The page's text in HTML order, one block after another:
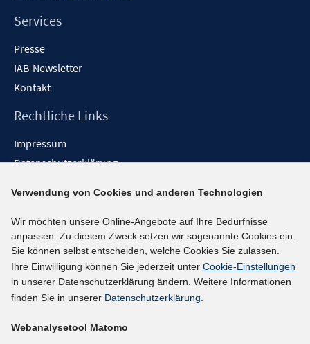
Services
Presse
IAB-Newsletter
Kontakt
Rechtliche Links
Impressum
Datenschutzerklärung
Barrieren melden
Social-Media-Kanäle
BlueSky
YouTube
LinkedIn
kununu
Verwendung von Cookies und anderen Technologien
Wir möchten unsere Online-Angebote auf Ihre Bedürfnisse
anpassen. Zu diesem Zweck setzen wir sogenannte Cookies ein.
Sie können selbst entscheiden, welche Cookies Sie zulassen.
Ihre Einwilligung können Sie jederzeit unter Cookie-Einstellungen
in unserer Datenschutzerklärung ändern. Weitere Informationen
finden Sie in unserer Datenschutzerklärung.
Webanalysetool Matomo